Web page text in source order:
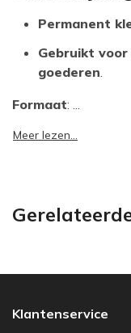
Permanent
Gebruikt
goederen.
Formaat: ...
Meer lezen...
Klantenservice